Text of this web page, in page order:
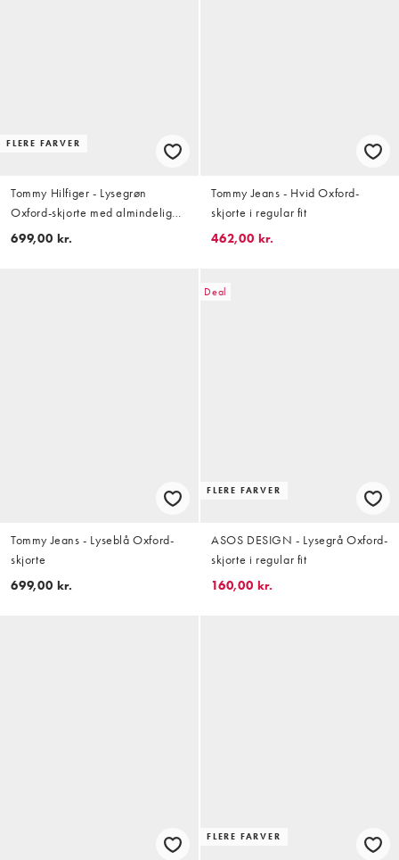
FLERE FARVER
Tommy Hilfiger - Lysegrøn
Oxford-skjorte med almindelig
pasform
699,00 kr.
Tommy Jeans - Hvid Oxford-
skjorte i regular fit
462,00 kr.
Tommy Jeans - Lyseblå Oxford-
skjorte
699,00 kr.
Deal
FLERE FARVER
ASOS DESIGN - Lysegrå Oxford-
skjorte i regular fit
160,00 kr.
FLERE FARVER